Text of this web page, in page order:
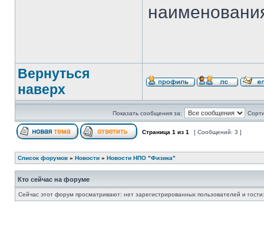
Вернуться
наверх
Показать сообщения за:
Страница 1 из 1 [ Сообщений: 3 ]
Список форумов » Новости » Новости НПО "Физика"
Кто сейчас на форуме
Сейчас этот форум просматривают: нет зарегистрированных пользователей и